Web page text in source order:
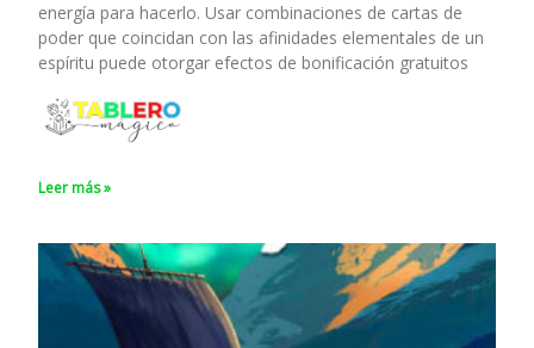
energía para hacerlo. Usar combinaciones de cartas de
poder que coincidan con las afinidades elementales de un
espíritu puede otorgar efectos de bonificación gratuitos
Leer más »